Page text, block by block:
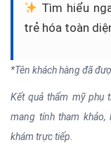
Tìm hiểu
trẻ hóa toàn
*Tên khách hàng đã
Kết quả thẩm mỹ phụ
mang tính tham khảo,
khám trực tiếp.